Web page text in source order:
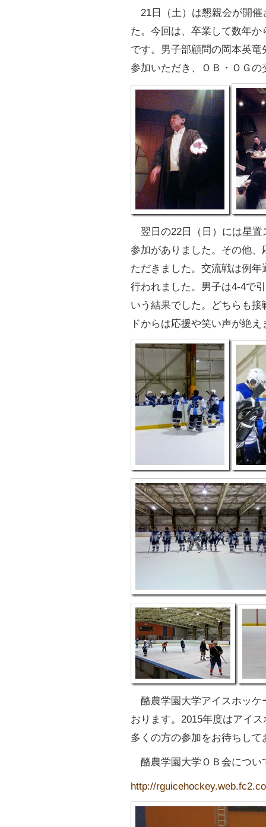
21日（土）は懇親会が開催
た。今回は、卒業して数年
です。男子部顧問の岡本英
参加いただき、ＯＢ・ＯＧ
翌日の22日（日）には星置
参加がありました。その他
ただきました。交流戦は例
行われました。男子は4-4で
いう結果でした。どちらも
ドからは応援や笑い声が絶
酪農学園大学アイスホッケ
おります。2015年度はアイ
多くの方の参加をお待ちし
酪農学園大学ＯＢ会につい
http://